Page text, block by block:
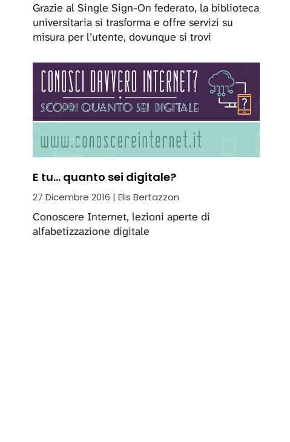
Grazie al Single Sign-On federato, la biblioteca
universitaria si trasforma e offre servizi su
misura per l’utente, dovunque si trovi
E tu... quanto sei digitale?
27 Dicembre 2016 | Elis Bertazzon
Conoscere Internet, lezioni aperte di
alfabetizzazione digitale